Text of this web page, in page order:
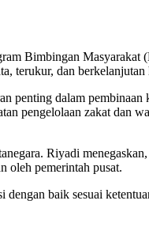
Bimbingan Masyarakat
terukur, dan
penting dalam pembinaan
pengelolaan zakat dan
Riyadi
oleh pemerintah pusat.
baik sesuai